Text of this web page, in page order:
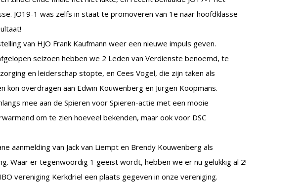
JO19-1 was zelfs in staat te promoveren van 1e naar hoofdklasse
van HJO Frank Kaufmann weer een nieuwe impuls geven.
seizoen hebben we 2 Leden van Verdienste benoemd, te
en leiderschap stopte, en Cees Vogel, die zijn taken als
overdragen aan Edwin Kouwenberg en Jurgen Koopmans.
mee aan de Spieren voor Spieren-actie met een mooie
om te zien hoeveel bekenden, maar ook voor DSC
aanmelding van Jack van Liempt en Brendy Kouwenberg als
Waar er tegenwoordig 1 geëist wordt, hebben we er nu gelukkig al 2!
vereniging Kerkdriel een plaats gegeven in onze vereniging.